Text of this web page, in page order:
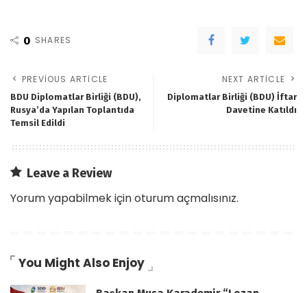
0 SHARES
PREVIOUS ARTICLE
BDU Diplomatlar Birliği (BDU),
Rusya’da Yapılan Toplantıda
Temsil Edildi
NEXT ARTICLE
Diplomatlar Birliği (BDU) İftar
Davetine Katıldı
Leave a Review
Yorum yapabilmek içinoturum açmalısınız.
You Might Also Enjoy